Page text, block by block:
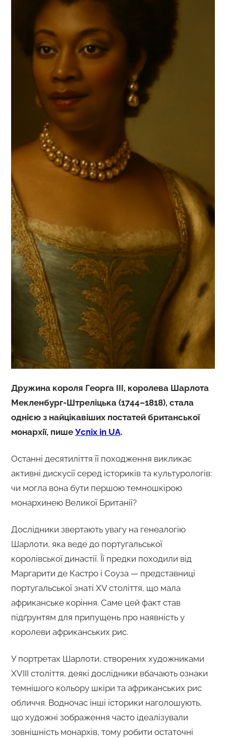
Дружина короля Георга III, королева Шарлота
Мекленбург-Штреліцька (1744–1818), стала
однією з найцікавіших постатей британської
монархії, пише Успіх in UA.
Останні десятиліття її походження викликає
активні дискусії серед істориків та культурологів:
чи могла вона бути першою темношкірою
монархинею Великої Британії?
Дослідники звертають увагу на генеалогію
Шарлоти, яка веде до португальської
королівської династії. Її предки походили від
Маргарити де Кастро і Соуза — представниці
португальської знаті XV століття, що мала
африканське коріння. Саме цей факт став
підґрунтям для припущень про наявність у
королеви африканських рис.
У портретах Шарлоти, створених художниками
XVIII століття, деякі дослідники вбачають ознаки
темнішого кольору шкіри та африканських рис
обличчя. Водночас інші історики наголошують,
що художні зображення часто ідеалізували
зовнішність монархів, тому робити остаточні